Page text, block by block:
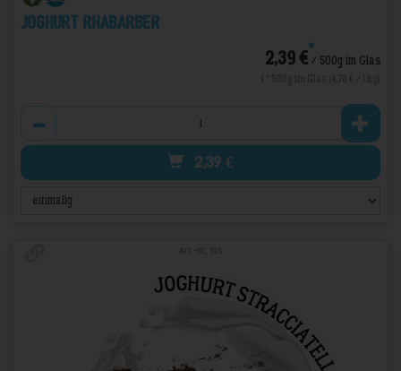
Joghurt Rhabarber
2,39 €*/ 500g im Glas
2,39 €